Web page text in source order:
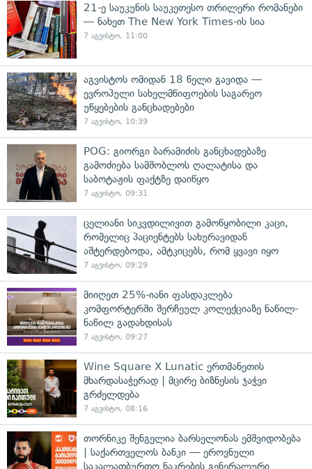
21-ე საუკუნის საუკეთესო თრილერი რომანები
— ნახეთ The New York Times-ის სია
7 აგვისტო, 11:00
აგვისტოს ომიდან 18 წელი გავიდა —
ევროპული სახელმწიფოების საგარეო
უწყებების განცხადებები
7 აგვისტო, 10:39
POG: გიორგი ბარამიძის განცხადებაზე
გამოძიება სამშობლოს ღალატისა და
საბოტაჟის ფაქტზე დაიწყო
7 აგვისტო, 09:31
ცელიანი სიკვდილივით გამოწყობილი კაცი,
რომელიც პაციენტებს სახურავიდან
აშტერდებოდა, ამტკიცებს, რომ ყვავი იყო
7 აგვისტო, 09:29
მიიღეთ 25%-იანი ფასდაკლება
კომფორტერში შერჩეულ კოლექციაზე ნაწილ-
ნაწილ გადახდისას
7 აგვისტო, 09:27
Wine Square X Lunatic ერთმანეთის
მხარდასაჭერად | მცირე ბიზნესის ჯაჭვი
გრძელდება
7 აგვისტო, 08:16
თორნიკე შენგელია ბარსელონას ემშვიდობება
| საქართველოს ბანკი — ეროვნული
საკალათბურთო ნაკრების გენერალური